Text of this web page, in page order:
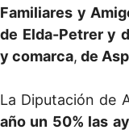
Familiares y
de Elda-Petrer y
y comarca, de
La Diputación de
año un 50% las